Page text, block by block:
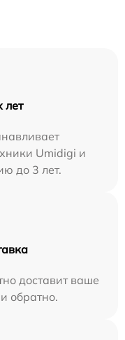
лет
Umidigi и
до 3 лет.
доставит ваше
обратно.